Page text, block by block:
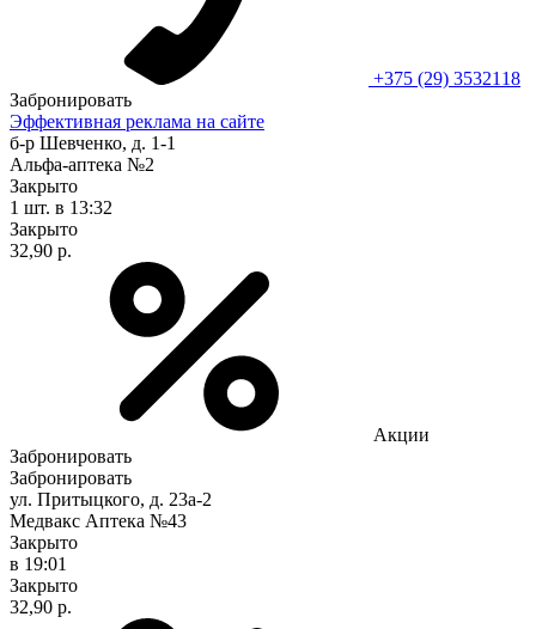
+375 (29) 3532118
Забронировать
Эффективная реклама на сайте
б-р Шевченко, д. 1-1
Альфа-аптека №2
Закрыто
1 шт. в 13:32
Закрыто
32,90 р.
Акции
Забронировать
Забронировать
ул. Притыцкого, д. 23а-2
Медвакс Аптека №43
Закрыто
в 19:01
Закрыто
32,90 р.